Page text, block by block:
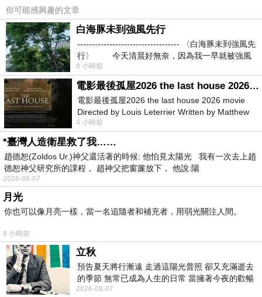
回到1996年5月22日伊森韓特因為盜取
中情局的探員名單後，開啟了一連串的
連鎖反應，所有組織裡的叛變，與後來
自己的女友被綁架，都跟這份名單有
關，所有惡魔的入侵，源於被稱為「兔
腳」的東西脫不了關係，原來兔腳不是
瘟疫病毒，而是未來超意識人工智能的
濫觴。
兔腳原來就是已經進化有自主意識的人
工智慧的軟體，所有邪惡組織都想要掌
控這個數位靈魂「生存體」，只要能夠
掌控生存體，就能掌控全球網路，控制
全世界的核武，也等於是主掌全世界的
生殺大權，成為這個星球的帝王，而生
存體在脫離兔腳的拘禁後，開始滲透進
你可能感興趣的文章
白海豚未到強風先行
----------------------------------- 〈白海豚未到強風先
行〉 今天清晨好無奈，因為我一早就被強風
8 小時前
電影最後孤屋2026 the last house 2026 movie
電影最後孤屋2026 the last house 2026 movie
Directed by Louis Leterrier Written by Matthew
Robinson Starring Greta Lee Wa
4 小時前
*臺灣人造衛星救了我……
趙德恕(Zoldos Ur.)神父還活著的時候: 他怕見太陽光 我有一次去上趙
德恕神父研究所的課程， 趙神父把窗簾放下， 他說:陽
2026-08-07
月光
你也可以像月亮一樣，當一名追隨者和補充者，用弱光關注人間。
9 小時前
立秋
預告夏天將行漸遠 走過這陽光普照 卻又充滿逝去
的季節 無常已成為人生的日常 當擁著今夜的歡暢
舒心 轉眼驟成昨日 而明晨 太陽
2026-08-07